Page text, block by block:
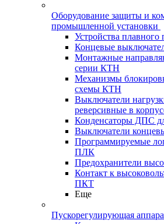
Оборудование защиты и
промышленной установки
Устройства
Концевые
Монтажные
серии КТН
Механизмы
схемы КТН
Выключатели
реверсивные в
Конденсаторы ДПС
Выключатели
Программируемые
ПЛК
Предохранители
Контакт к
ПКТ
Еще
Пускорегулирующая